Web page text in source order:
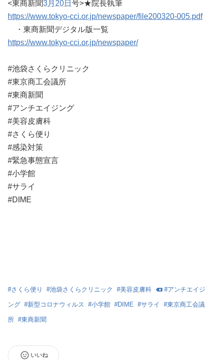
<東商新聞3月20日 号>★院長執筆
https://www.tokyo-cci.or.jp/newspaper/file200320-005.pdf
・東商新聞デジタル版一覧
https://www.tokyo-cci.or.jp/newspaper/
#池袋さくらクリニック
#東京商工会議所
#東商新聞
#アンチエイジング
#美容皮膚科
#さくら便り
#感染対策
#緊急事態宣言
#小学館
#サライ
#DIME
#さくら便り #池袋さくらクリニック #美容皮膚科 #アンチエイジ
ング #新型コロナウィルス #小学館 #DIME #サライ #東京商工会議
所 #東商新聞
いいね